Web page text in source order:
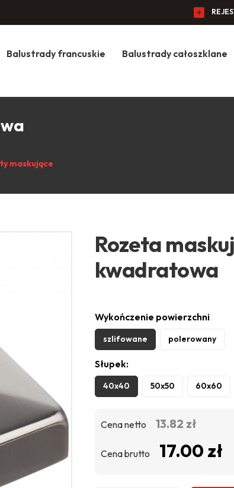
Balustrady francuskie
Balustrady całoszklane
maskujące
Rozeta
kwadratowa
Wykończenie powierzchni
szlifowane polerowany
Słupek:
40x40 50x50 60x60
Cena netto 13.82 zł
Cena brutto 17.00 zł